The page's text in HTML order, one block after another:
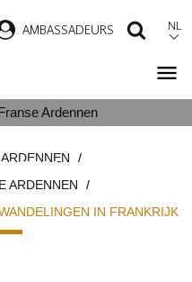
AMBASSADEURS NL
ARDENNEN
IN FRANKRIJK